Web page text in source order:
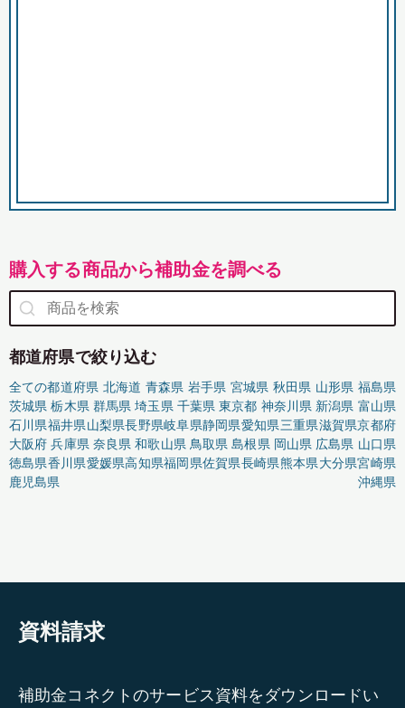
購入する商品から補助金を調べる
都道府県で絞り込む
全ての都道府県 北海道 青森県 岩手県 宮城県 秋田県 山形県 福島県
茨城県 栃木県 群馬県 埼玉県 千葉県 東京都 神奈川県 新潟県 富山県
石川県福井県山梨県長野県岐阜県静岡県愛知県三重県滋賀県京都府
大阪府 兵庫県 奈良県 和歌山県 鳥取県 島根県 岡山県 広島県 山口県
徳島県香川県愛媛県高知県福岡県佐賀県長崎県熊本県大分県宮崎県
鹿児島県
沖縄県
資料請求
補助金コネクトのサービス資料をダウンロードい